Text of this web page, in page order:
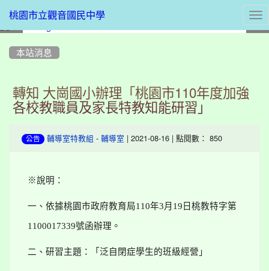
桃園市立觀音國民中學
本站消息
轉知 大崗國小辦理「桃園市110年度加強
各校教職員及家長特教知能研習」
公告 輔導室特教組 - 輔導室 | 2021-08-16 | 點閱數： 850
※說明：
一、依據桃園市政府教育局110年3月 19 日桃教特字第
1100017339號函辦理。
二、研習主題：「泛自閉症學生的班級經營」